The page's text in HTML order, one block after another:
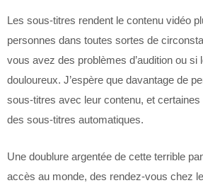
Les sous-titres rendent le contenu vidéo
personnes dans toutes sortes de
vous avez des problèmes d’audition ou si
douloureux. J’espère que davantage de
sous-titres avec leur contenu, et
des sous-titres automatiques.
Une doublure argentée de cette terrible
accès au monde, des rendez-vous chez